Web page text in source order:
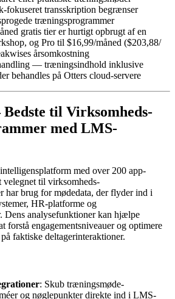
fokuseret transskription begrænser
træningsprogrammer
gratis tier er hurtigt opbrugt af en
og Pro til $16,99/måned ($203,88/
årsomkostning
— træningsindhold inklusive
behandles på Otters cloud-servere
til Virksomheds-
med LMS-
med over 200 app-
velegnet til virksomheds-
har brug for mødedata, der flyder ind i
HR-platforme og
Dens analysefunktioner kan hjælpe
forstå engagementsniveauer og optimere
faktiske deltagerinteraktioner.
: Skub træningsmøde-
og nøglepunkter direkte ind i LMS-